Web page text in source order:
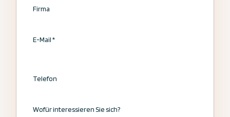
Firma
E-Mail*
Telefon
Wofür interessieren Sie sich?